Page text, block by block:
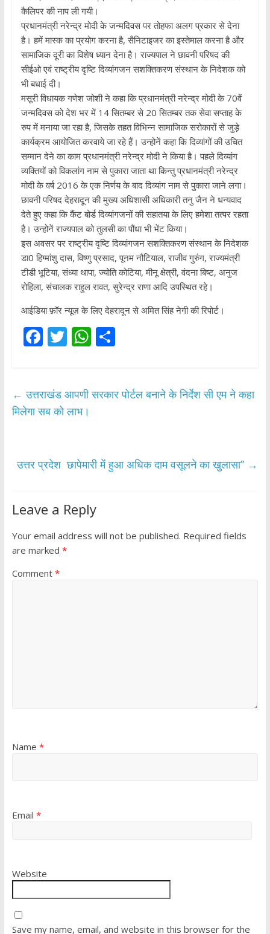
कैलिपर की नाप ली गयी।
प्रधानमंत्री नरेन्द्र मोदी के जन्मदिवस पर तोहफा अलग प्रकार से देना
है। हमें मास्क का प्रयोग करना है, सैनिटाइजर का इस्तेमाल करना है और
सामाजिक दूरी का विशेष ध्यान देना है। राज्यपाल ने छावनी परिषद की
सीईओ एवं राष्ट्रीय दृष्टि दिव्यांगजन सशक्तिकरण संस्थान के निदेशक को
भी बधाई दी।
मसूरी विधायक गणेश जोशी ने कहा कि प्रधानमंत्री नरेन्द्र मोदी के 70वें
जन्मदिवस को देश भर में 14 सितम्बर से 20 सितम्बर तक सेवा सप्ताह के
रुप में मनाया जा रहा है, जिसके तहत विभिन्न सामाजिक सरोकारों से जुड़े
कार्यक्रम आयोजित करवाये जा रहे हैं। उन्होनें कहा कि दिव्यांगों की उचित
सम्मान देने का काम प्रधानमंत्री नरेन्द्र मोदी ने किया है। पहले दिव्यांग
व्यक्तियों को विकलांग नाम से पुकारा जाता था किन्तु प्रधानमंत्री नरेन्द्र
मोदी के वर्ष 2016 के एक निर्णय के बाद दिव्यांग नाम से पुकारा जाने लगा।
छावनी परिषद देहरादून की मुख्य अधिशासी अधिकारी तनु जैन ने धन्यवाद
देते हुए कहा कि कैंट बोर्ड दिव्यांगजनों की सहातया के लिए हमेशा तत्पर रहता
है। उन्होनें राज्यपाल को तुलसी का पौंधा भी भेंट किया।
इस अवसर पर राष्ट्रीय दृष्टि दिव्यांगजन सशक्तिकरण संस्थान के निदेशक
डा0 हिग्मांशु दास, विष्णु प्रसाद, पूनम नौटियाल, राजीव गुरुंग, राज्यमंत्री
टीडी भूटिया, संध्या थापा, ज्योति कोटिया, मीनू क्षेत्री, वंदना बिष्ट, अनुज
रोहिला, संचालक राहुल रावत, सुरेन्द्र राणा आदि उपस्थित रहे।
आईडिया फ़ॉर न्यूज़ के लिए देहरादून से अमित सिंह नेगी की रिपोर्ट।
F
b
o
k
T
er
W
s
p
S
e
← उत्तराखंड आपणी सरकार पोर्टल बनाने के निर्देश सी एम ने कहा
मिलेगा सब को लाभ।
उत्तर प्रदेश छापेमारी में हुआ अधिक दाम वसूलने का खुलासा” →
Leave a Reply
Your email address will not be published. Required fields
are marked *
Comment *
Name *
Email *
Website
Save my name, email, and website in this browser for the